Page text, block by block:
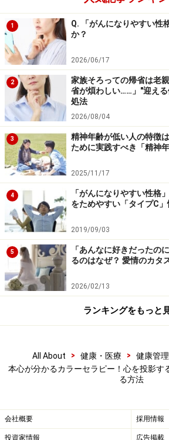
てみてもいいかなと思う
普段意識しなくても、最近の行動を
察してみると、自分の思わぬ心の変
ません。
「5つのエリア」の色相が
は？
次に、上でなぞったエリアの色相に
ていきましょう。まず、ご自身が
は、次の1～5のどれに近いですか？
あなたが指でなぞったのは「5つのエリ
すか？
下で、エリア1～5の色相が表してい
「5つのエリア」の色相にそれぞれ
ありたい自分」を知るヒントとして
黄色を中心として、オレンジ、黄緑
エリア。幼い子どもたちが好んで使
1
Q. 「がんになりやすい性
か？
2026/06/17
2
家族そろっての帰省は老
省が煩わしい……」"迎え
処法
2026/08/04
3
精神年齢が低い人の特徴
ために実践すべき「精神
2025/11/17
4
「がんになりやすい性格
をためやすい「タイプC
2019/09/03
5
「あんなに好きだったの
るのはなぜ？ 愛情のカタ
2026/02/13
ランキングをもっと
All About > 健康・医療 > 健康管理
本心が分かるカラーセラピー！心を投影す
る方法
会社概要 採用情報
投資家情報 広告掲載